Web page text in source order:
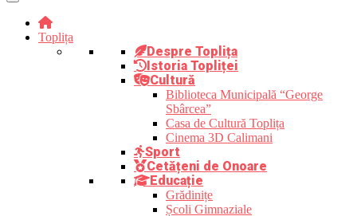
Toplița
Despre Toplița
Istoria Topliței
Cultură
Biblioteca Municipală “George
Sbârcea”
Casa de Cultură Toplița
Cinema 3D Calimani
Sport
Cetățeni de Onoare
Educație
Grădinițe
Școli Gimnaziale